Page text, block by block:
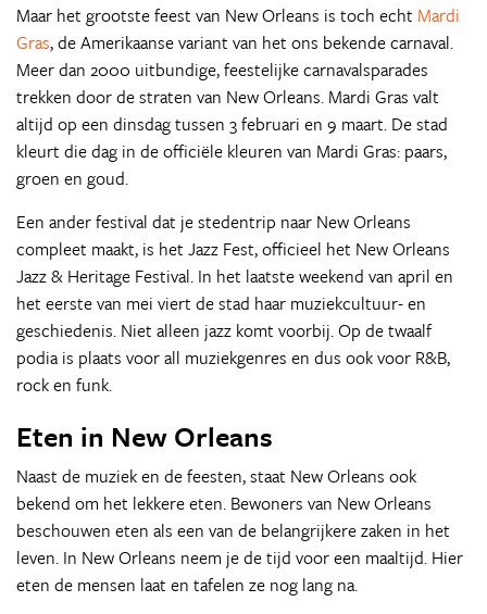
Maar het grootste feest van New Orleans is toch echt Mardi
Gras, de Amerikaanse variant van het ons bekende carnaval.
Meer dan 2000 uitbundige, feestelijke carnavalsparades
trekken door de straten van New Orleans. Mardi Gras valt
altijd op een dinsdag tussen 3 februari en 9 maart. De stad
kleurt die dag in de officiële kleuren van Mardi Gras: paars,
groen en goud.
Een ander festival dat je stedentrip naar New Orleans
compleet maakt, is het Jazz Fest, officieel het New Orleans
Jazz & Heritage Festival. In het laatste weekend van april en
het eerste van mei viert de stad haar muziekcultuur- en
geschiedenis. Niet alleen jazz komt voorbij. Op de twaalf
podia is plaats voor all muziekgenres en dus ook voor R&B,
rock en funk.
Eten in New Orleans
Naast de muziek en de feesten, staat New Orleans ook
bekend om het lekkere eten. Bewoners van New Orleans
beschouwen eten als een van de belangrijkere zaken in het
leven. In New Orleans neem je de tijd voor een maaltijd. Hier
eten de mensen laat en tafelen ze nog lang na.